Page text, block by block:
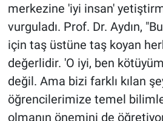
merkezine 'iyi insan'
vurguladı. Prof. Dr. Aydın,
için taş üstüne taş koyan
değerlidir. 'O iyi, ben
değil. Ama bizi farklı kılan
öğrencilerimize temel
olmanın önemini de